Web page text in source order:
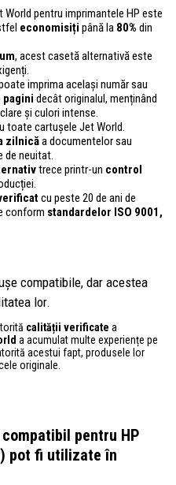
pentru imprimantele HP este
economisiți până la 80% din
, acest casetă alternativă este
imprima același număr sau
pagini decât originalul, menținând
și culori intense.
toate cartușele Jet World.
zilnicăa documentelor sau
de neuitat.
trece printr-un control
cu peste 20 de ani de
conform standardelor ISO 9001,
compatibile, dar acestea
lor.
calității verificate a
a acumulat multe experiențe pe
acestui fapt, produsele lor
originale.
pentru HP
pot fi utilizate în